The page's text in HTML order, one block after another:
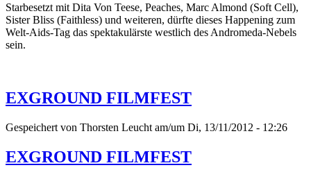
Starbesetzt mit Dita Von Teese, Peaches, Marc Almond (Soft Cell),
Sister Bliss (Faithless) und weiteren, dürfte dieses Happening zum
Welt-Aids-Tag das spektakulärste westlich des Andromeda-Nebels
sein.
EXGROUND FILMFEST
Gespeichert von Thorsten Leucht am/um Di, 13/11/2012 - 12:26
EXGROUND FILMFEST